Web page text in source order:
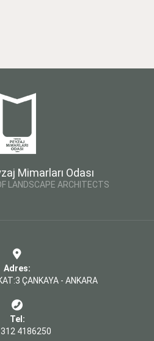
Mimarları Odası
LANDSCAPE ARCHITECTS
Adres:
ÇANKAYA - ANKARA
Tel:
4186250